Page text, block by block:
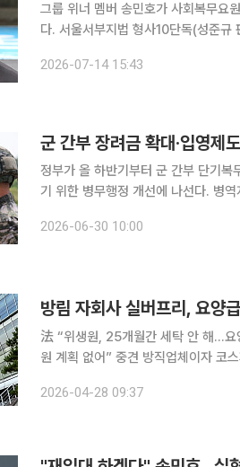
그룹 위너 멤버 송민호가 사회복무요
다. 서울서부지법 형사10단독(성준규 판사)은 14일 병역법 위반 혐의로 기소된 A씨의 세 번째 공판
리자가 편의를 봐줬다는 사실을 인정
2026-07-14 15:43
군 간부 장려금 확대·입영제
정부가 올 하반기부터 군 간부 단기복
기 위한 병무행정 개선에 나선다. 병
변경되는 제도와 법규사항 등을 알
2026-06-30 10:00
法 “위생원, 25개월간 세탁 안 해…
원 계획 없어” 중견 방직업체이자 코스피 상장사인 방림의 자회사 실버프리가 세탁업무를 하지 않는
2026-04-28 09:37